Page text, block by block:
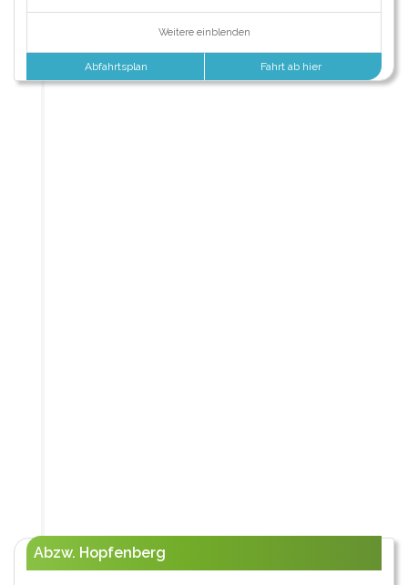
Weitere einblenden
Abfahrtsplan Fahrt ab hier
Abzw. Hopfenberg